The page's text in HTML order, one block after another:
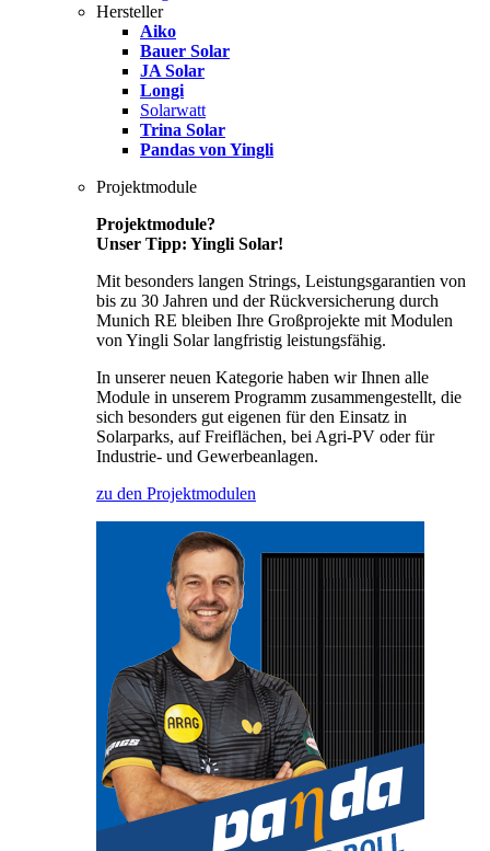
Hersteller
Aiko
Bauer Solar
JA Solar
Longi
Solarwatt
Trina Solar
Pandas von Yingli
Projektmodule
Projektmodule?
Unser Tipp: Yingli Solar!
Mit besonders langen Strings, Leistungsgarantien von
bis zu 30 Jahren und der Rückversicherung durch
Munich RE bleiben Ihre Großprojekte mit Modulen
von Yingli Solar langfristig leistungsfähig.
In unserer neuen Kategorie haben wir Ihnen alle
Module in unserem Programm zusammengestellt, die
sich besonders gut eigenen für den Einsatz in
Solarparks, auf Freiflächen, bei Agri-PV oder für
Industrie- und Gewerbeanlagen.
zu den Projektmodulen